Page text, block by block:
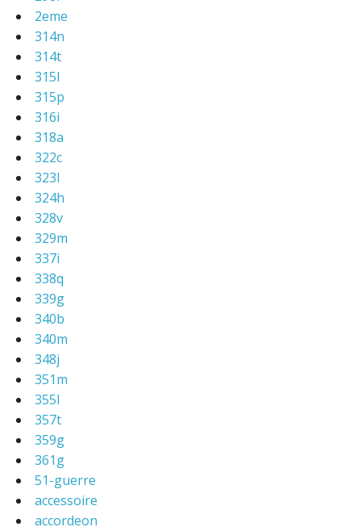
2eme
314n
314t
315l
315p
316i
318a
322c
323l
324h
328v
329m
337i
338q
339g
340b
340m
348j
351m
355l
357t
359g
361g
51-guerre
accessoire
accordeon